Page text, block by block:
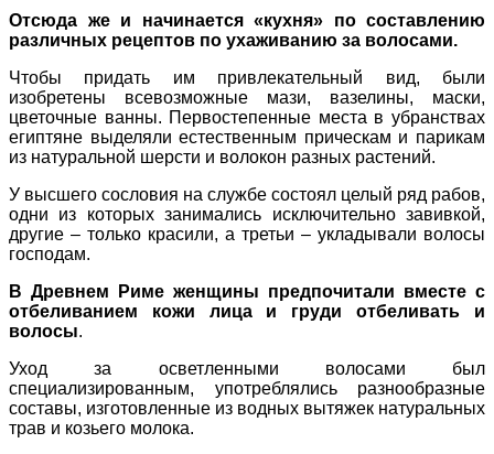
Отсюда же и начинается «кухня» по составлению
различных рецептов по ухаживанию за волосами.
Чтобы придать им привлекательный вид, были
изобретены всевозможные мази, вазелины, маски,
цветочные ванны. Первостепенные места в убранствах
египтяне выделяли естественным прическам и парикам
из натуральной шерсти и волокон разных растений.
У высшего сословия на службе состоял целый ряд рабов,
одни из которых занимались исключительно завивкой,
другие – только красили, а третьи – укладывали волосы
господам.
В Древнем Риме женщины предпочитали вместе с
отбеливанием кожи лица и груди отбеливать и
волосы.
Уход за осветленными волосами был
специализированным, употреблялись разнообразные
составы, изготовленные из водных вытяжек натуральных
трав и козьего молока.